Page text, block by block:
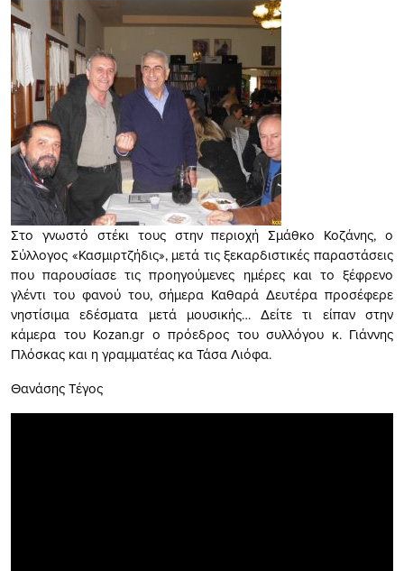
Στο γνωστό στέκι τους στην περιοχή Σμάθκο Κοζάνης, ο
Σύλλογος «Κασμιρτζήδις», μετά τις ξεκαρδιστικές παραστάσεις
που παρουσίασε τις προηγούμενες ημέρες και το ξέφρενο
γλέντι του φανού του, σήμερα Καθαρά Δευτέρα προσέφερε
νηστίσιμα εδέσματα μετά μουσικής… Δείτε τι είπαν στην
κάμερα του Kozan.gr ο πρόεδρος του συλλόγου κ. Γιάννης
Πλόσκας και η γραμματέας κα Τάσα Λιόφα.
Θανάσης Τέγος